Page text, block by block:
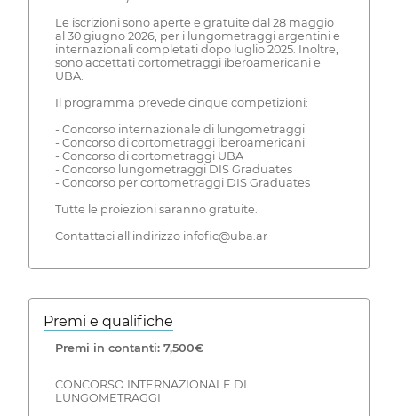
Le iscrizioni sono aperte e gratuite dal 28 maggio
al 30 giugno 2026, per i lungometraggi argentini e
internazionali completati dopo luglio 2025. Inoltre,
sono accettati cortometraggi iberoamericani e
UBA.
Il programma prevede cinque competizioni:
- Concorso internazionale di lungometraggi
- Concorso di cortometraggi iberoamericani
- Concorso di cortometraggi UBA
- Concorso lungometraggi DIS Graduates
- Concorso per cortometraggi DIS Graduates
Tutte le proiezioni saranno gratuite.
Contattaci all'indirizzo infofic@uba.ar
Premi e qualifiche
Premi in contanti: 7,500€
CONCORSO INTERNAZIONALE DI
LUNGOMETRAGGI